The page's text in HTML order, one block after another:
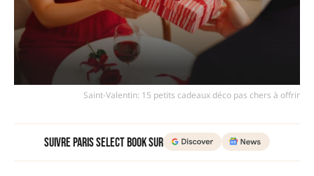
Saint-Valentin: 15 petits cadeaux déco pas chers à offrir
Suivre Paris Select Book sur